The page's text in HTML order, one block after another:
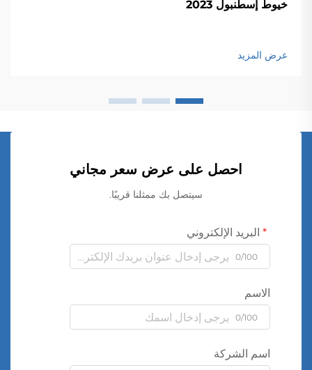
خيوط إسطنبول 2023
عرض المزيد
احصل على عرض سعر مجاني
سيتصل بك ممثلنا قريبًا.
البريد الإلكتروني
0/100
الاسم
0/100
اسم الشركة